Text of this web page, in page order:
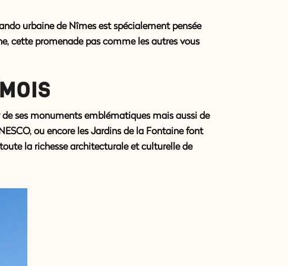
urbaine de Nîmesest spécialement pensée
cette promenade pas comme les autres vous
ses monuments emblématiques mais aussi de
ou encore les Jardins de la Fontaine font
la richesse architecturale et culturelle de